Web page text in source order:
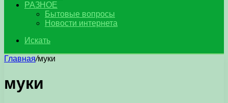
РАЗНОЕ
Бытовые вопросы
Новости интернета
Искать
Главная/муки
муки